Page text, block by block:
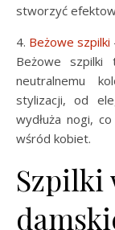
stworzyć
4. Beżowe szpilki
Beżowe
neutralnemu
stylizacji, od
wydłuża nogi,
wśród kobiet.
Szpilki